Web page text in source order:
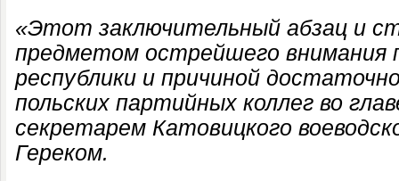
«Этот заключительный абзац и
предметом острейшего внимания
республики и причиной
польских партийных коллег во
секретарем Катовицкого
Гереком.